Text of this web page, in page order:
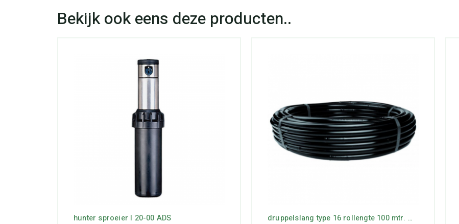
hunter sproeier I 20-00 ADS druppelslang type 16 rollengte 100 mtr. max lengte 44 mtr.